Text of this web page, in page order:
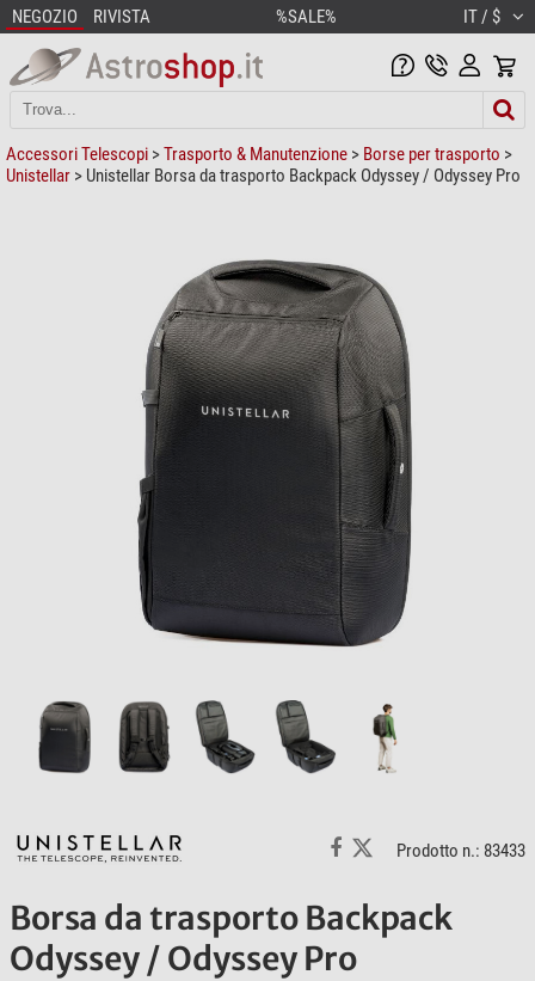
NEGOZIO RIVISTA %SALE% IT / $
Accessori Telescopi >Trasporto & Manutenzione > Borse per trasporto >
Unistellar > Unistellar Borsa da trasporto Backpack Odyssey / Odyssey Pro
Prodotto n.: 83433
Borsa da trasporto Backpack
Odyssey / Odyssey Pro